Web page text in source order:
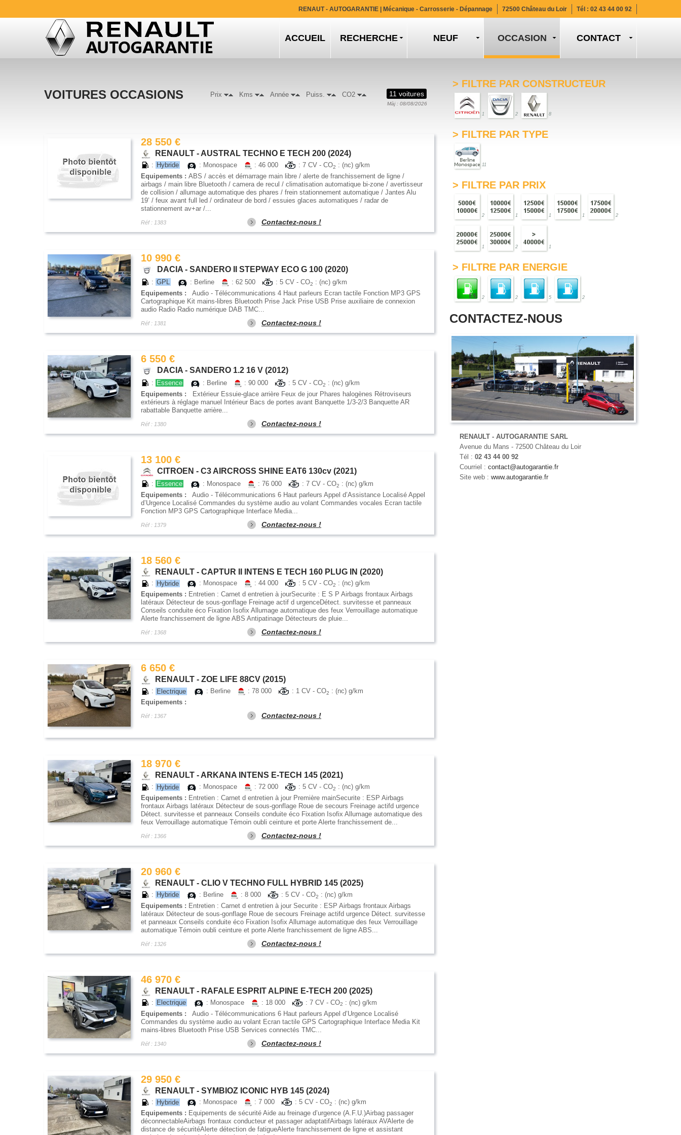
RENAUT - AUTOGARANTIE | Mécanique - Carrosserie - Dépannage 72500 Château du Loir Tél : 02 43 44 00 92
ACCUEIL RECHERCHE NEUF CONTACT
Prix Kms Année Puiss. CO2 11 voitures
Màj : 08/08/2026
VOITURES OCCASIONS
28 550 €
RENAULT - AUSTRAL TECHNO E TECH 200 (2024)
: Hybride : Monospace : 46 000 : 7 CV - CO2 : (nc) g/km
Equipements : ABS / accès et démarrage main libre / alerte de franchissement de ligne /
airbags / main libre Bluetooth / camera de recul / climatisation automatique bi-zone / avertisseur
de collision / allumage automatique des phares / frein stationnement automatique / Jantes Alu
19’ / feux avant full led / ordinateur de bord / essuies glaces automatiques / radar de
stationnement av+ar /...
Réf : 1383 Contactez-nous !
10 990 €
DACIA - SANDERO II STEPWAY ECO G 100 (2020)
: GPL : Berline : 62 500 : 5 CV - CO2 : (nc) g/km
Equipements :
Audio - Télécommunications 4 Haut parleurs Ecran tactile Fonction MP3 GPS
Cartographique Kit mains-libres Bluetooth Prise Jack Prise USB Prise auxiliaire de connexion
audio Radio Radio numérique DAB TMC...
Réf : 1381 Contactez-nous !
6 550 €
DACIA - SANDERO 1.2 16 V (2012)
: Essence : Berline : 90 000 : 5 CV - CO2 : (nc) g/km
Equipements :
Extérieur Essuie-glace arrière Feux de jour Phares halogènes Rétroviseurs
extérieurs à réglage manuel Intérieur Bacs de portes avant Banquette 1/3-2/3 Banquette AR
rabattable Banquette arrière...
Réf : 1380 Contactez-nous !
13 100 €
CITROEN - C3 AIRCROSS SHINE EAT6 130cv (2021)
: Essence : Monospace : 76 000 : 7 CV - CO2 : (nc) g/km
Equipements :
Audio - Télécommunications 6 Haut parleurs Appel d’Assistance Localisé Appel
d’Urgence Localisé Commandes du système audio au volant Commandes vocales Ecran tactile
Fonction MP3 GPS Cartographique Interface Media...
Réf : 1379 Contactez-nous !
18 560 €
RENAULT - CAPTUR II INTENS E TECH 160 PLUG IN (2020)
: Hybride : Monospace : 44 000 : 5 CV - CO2 : (nc) g/km
Equipements : Entretien : Carnet d entretien à jourSecurite : E S P Airbags frontaux Airbags
latéraux Détecteur de sous-gonflage Freinage actif d urgenceDétect. survitesse et panneaux
Conseils conduite éco Fixation Isofix Allumage automatique des feux Verrouillage automatique
Alerte franchissement de ligne ABS Antipatinage Détecteurs de pluie...
Réf : 1368 Contactez-nous !
6 650 €
RENAULT - ZOE LIFE 88CV (2015)
: Electrique : Berline : 78 000 : 1 CV - CO2 : (nc) g/km
Equipements :
Réf : 1367 Contactez-nous !
18 970 €
RENAULT - ARKANA INTENS E-TECH 145 (2021)
: Hybride : Monospace : 72 000 : 5 CV - CO2 : (nc) g/km
Equipements : Entretien : Carnet d entretien à jour Première mainSecurite : ESP Airbags
frontaux Airbags latéraux Détecteur de sous-gonflage Roue de secours Freinage actifd urgence
Détect. survitesse et panneaux Conseils conduite éco Fixation Isofix Allumage automatique des
feux Verrouillage automatique Témoin oubli ceinture et porte Alerte franchissement de...
Réf : 1366 Contactez-nous !
20 960 €
RENAULT - CLIO V TECHNO FULL HYBRID 145 (2025)
: Hybride : Berline : 8 000 : 5 CV - CO2 : (nc) g/km
Equipements : Entretien : Carnet d entretien à jour Securite : ESP Airbags frontaux Airbags
latéraux Détecteur de sous-gonflage Roue de secours Freinage actifd urgence Détect. survitesse
et panneaux Conseils conduite éco Fixation Isofix Allumage automatique des feux Verrouillage
automatique Témoin oubli ceinture et porte Alerte franchissement de ligne ABS...
Réf : 1326 Contactez-nous !
46 970 €
RENAULT - RAFALE ESPRIT ALPINE E-TECH 200 (2025)
: Electrique : Monospace : 18 000 : 7 CV - CO2 : (nc) g/km
Equipements :
Audio - Télécommunications 6 Haut parleurs Appel d’Urgence Localisé
Commandes du système audio au volant Ecran tactile GPS Cartographique Interface Media Kit
mains-libres Bluetooth Prise USB Services connectés TMC...
Réf : 1340 Contactez-nous !
29 950 €
RENAULT - SYMBIOZ ICONIC HYB 145 (2024)
: Hybride : Monospace : 7 000 : 5 CV - CO2 : (nc) g/km
Equipements : Equipements de sécurité Aide au freinage d’urgence (A.F.U.)Airbag passager
déconnectableAirbags frontaux conducteur et passager adaptatifAirbags latéraux AVAlerte de
distance de sécuritéAlerte détection de fatigueAlerte franchissement de ligne et assistant
> FILTRE PAR CONSTRUCTEUR
1 2 8
> FILTRE PAR TYPE
11
> FILTRE PAR PRIX
2 1 1 1 2
1 2 1
> FILTRE PAR ENERGIE
2 2 5 2
CONTACTEZ-NOUS
RENAULT - AUTOGARANTIE SARL
Avenue du Mans - 72500 Château du Loir
Tél : 02 43 44 00 92
Courriel : contact@autogarantie.fr
Site web : www.autogarantie.fr